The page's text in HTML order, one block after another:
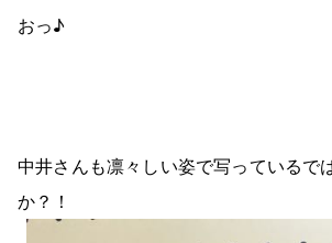
おっ♪
中井さんも凛々しい姿で写っているで
か？！